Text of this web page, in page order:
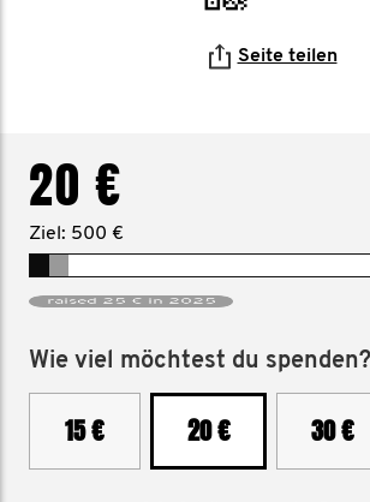
Seite teilen
20 €
Ziel: 500 €
raised 25 € in 2025
Wie viel möchtest du spenden?
15 € 20 € 30 €